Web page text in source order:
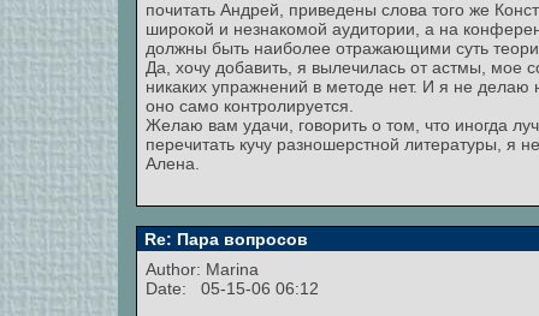
почитать Андрей, приведены слова того же
широкой и незнакомой аудитории, а на
должны быть наиболее отражающими суть
Да, хочу добавить, я вылечилась от астмы, мое
никаких упражнений в методе нет. И я не
оно само контролируется.
Желаю вам удачи, говорить о том, что иногда
перечитать кучу разношерстной литературы, я
Алена.
Re: Пара вопросов
Author: Marina
Date: 05-15-06 06:12